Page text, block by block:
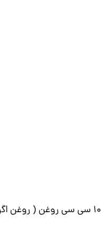
طریقه روشن کردن تریل بنزینی : ۵۰۰ سی